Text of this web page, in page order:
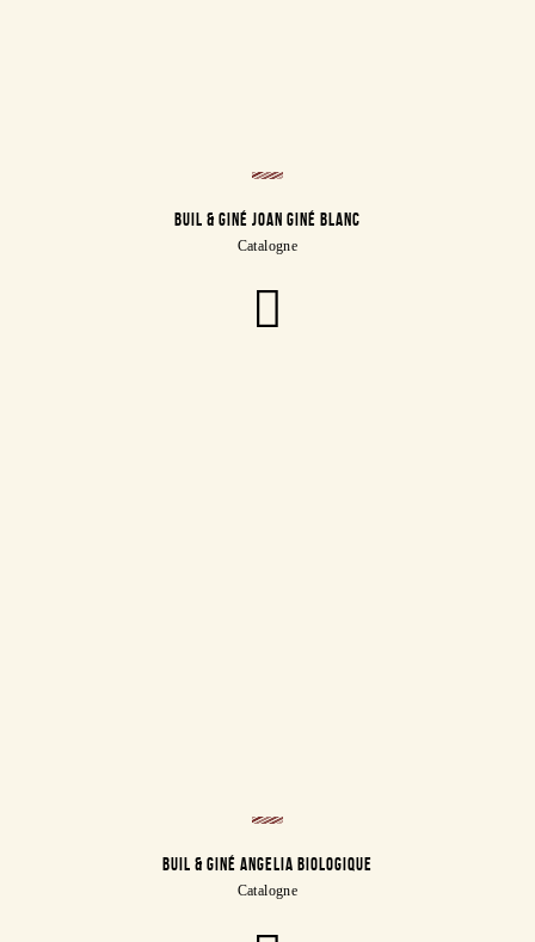
BUIL & GINÉ JOAN GINÉ BLANC
Catalogne
BUIL & GINÉ ANGELIA BIOLOGIQUE
Catalogne